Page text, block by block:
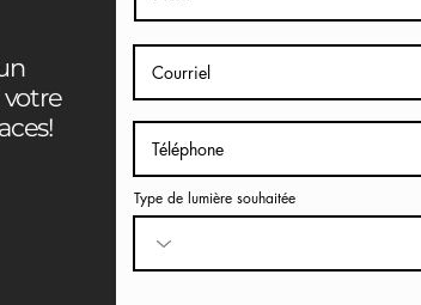
Type de lumière souhaitée